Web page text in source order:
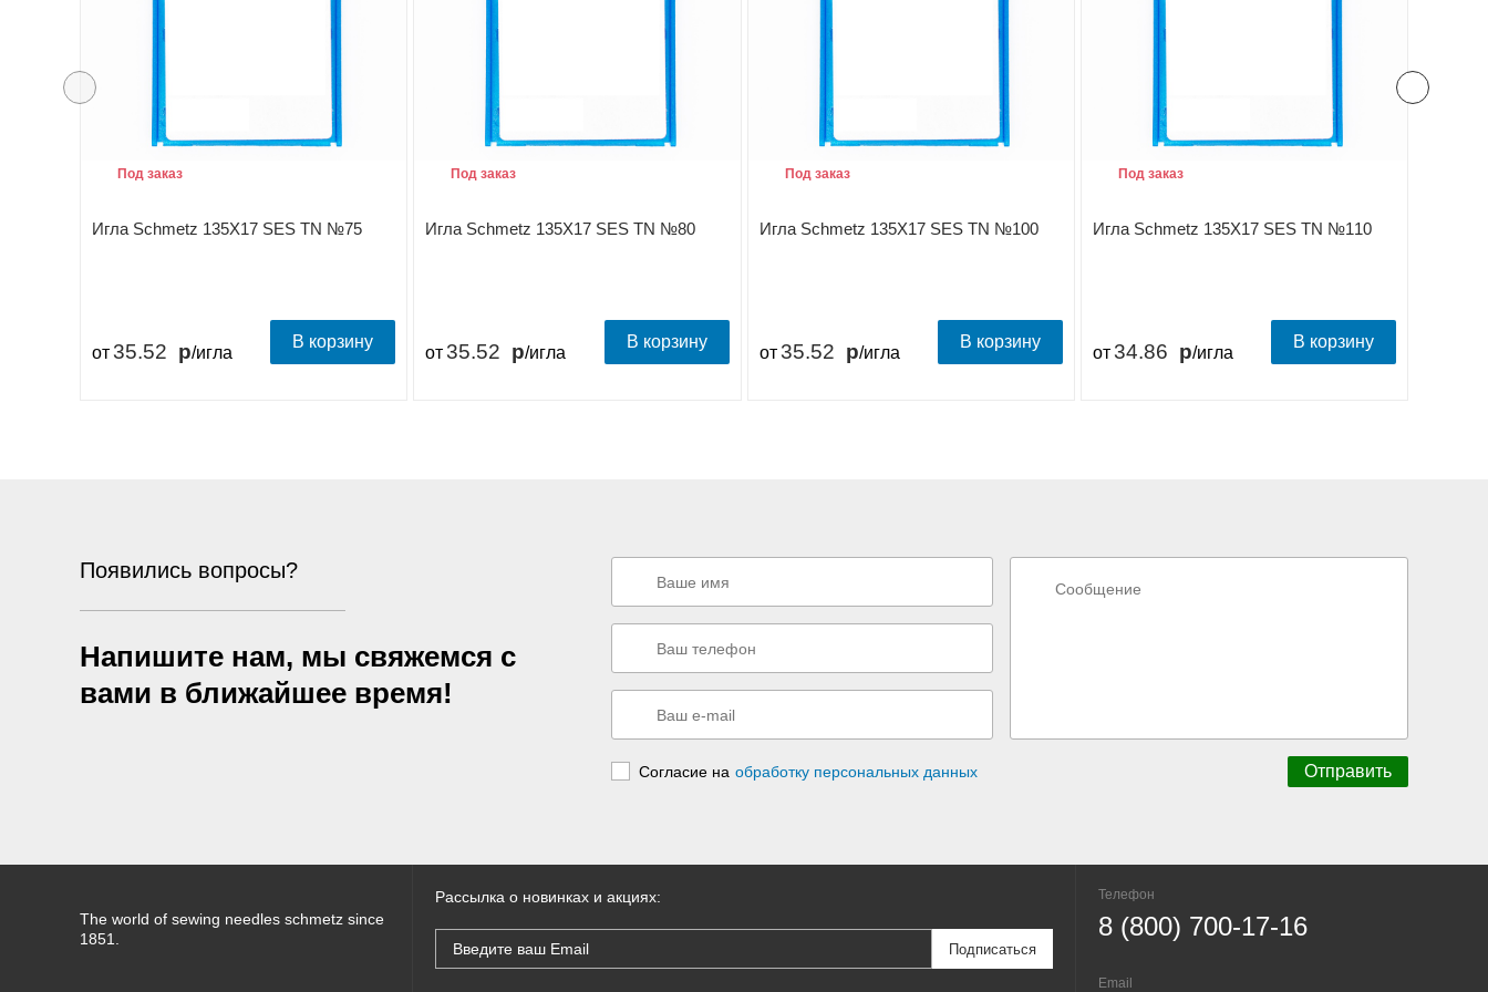
Игла Schmetz 135X17 SES TN №75
Под заказ
от35.52 /игла
В корзину
Игла Schmetz 135X17 SES TN №80
Под заказ
от35.52 /игла
В корзину
Игла Schmetz 135X17 SES TN №100
Под заказ
от 35.52 /игла
В корзину
Игла Schmetz 135X17 SES TN №110
Под заказ
от34.86 /игла
В корзину
Появились вопросы?
Напишите нам, мы свяжемся с
вами в ближайшее время!
Согласие на обработку персональных данных
The world of sewing needles schmetz since
1851.
Рассылка о новинках и акциях: Телефон
8 (800) 700-17-16
Email